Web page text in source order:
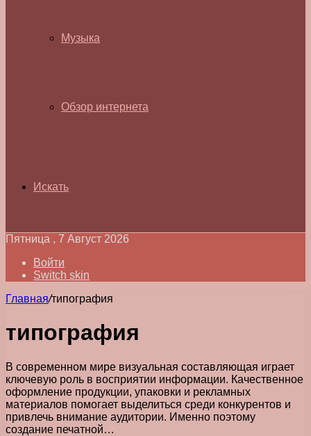
Музыка
Обзор интернета
Искать
Пятница , 7 Август 2026
Войти
Switch skin
Главная/типография
типография
В современном мире визуальная составляющая играет
ключевую роль в восприятии информации. Качественное
оформление продукции, упаковки и рекламных
материалов помогает выделиться среди конкурентов и
привлечь внимание аудитории. Именно поэтому
создание печатной…